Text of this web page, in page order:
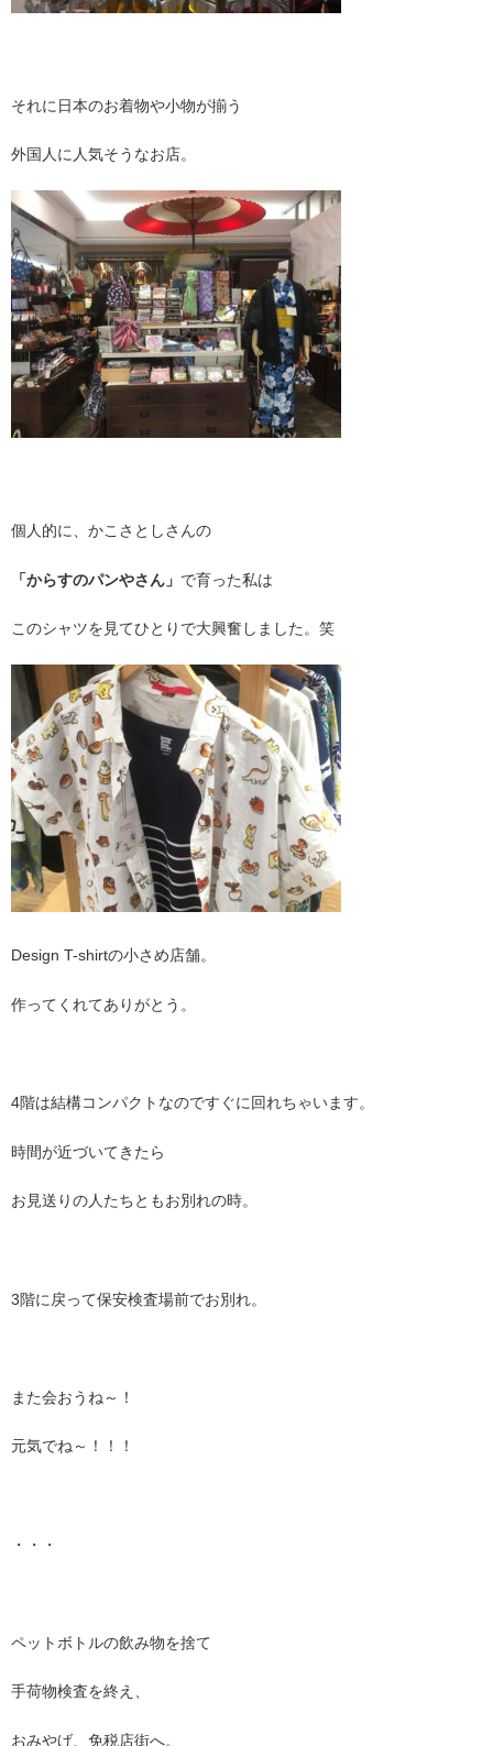
それに日本のお着物や小物が揃う
外国人に人気そうなお店。
個人的に、かこさとしさんの
「からすのパンやさん」 で育った私は
このシャツを見てひとりで大興奮しました。笑
Design T-shirtの小さめ店舗。
作ってくれてありがとう。
4階は結構コンパクトなのですぐに回れちゃいます。
時間が近づいてきたら
お見送りの人たちともお別れの時。
3階に戻って保安検査場前でお別れ。
また会おうね～！
元気でね～！！！
・・・
ペットボトルの飲み物を捨て
手荷物検査を終え、
おみやげ、免税店街へ。